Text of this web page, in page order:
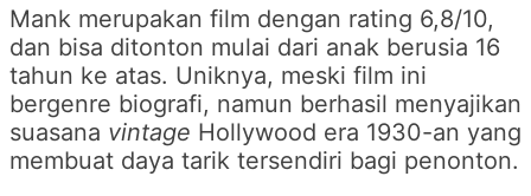
Mank merupakan film dengan rating 6,8/10,
dan bisa ditonton mulai dari anak berusia 16
tahun ke atas. Uniknya, meski film ini
bergenre biografi, namun berhasil menyajikan
suasana vintage Hollywood era 1930-an yang
membuat daya tarik tersendiri bagi penonton.